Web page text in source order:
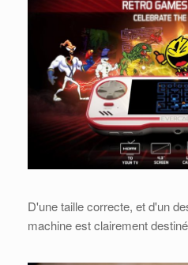
D'une taille correcte, et d'un
machine est clairement